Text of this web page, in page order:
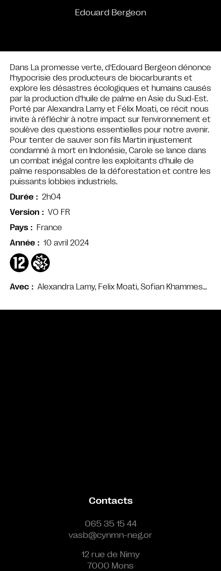
Edouard Bergeon
Avec Alexandra Lamy, Felix Moati, Sofian Khammes…
Dans La promesse verte, d’Edouard Bergeon dénonce
l’hypocrisie des producteurs de biocarburants et
explore les désastres écologiques et humains causés
par la production d’huile de palme en Asie du Sud-Est.
Porté par Alexandra Lamy et Félix Moati, ce récit nous
invite à réfléchir à notre impact sur l’environnement et
soulève des questions essentielles pour notre avenir.
Pour tenter de sauver son fils Martin injustement
condamné à mort en Indonésie, Carole se lance dans
un combat inégal contre les exploitants d’huile de
palme responsables de la déforestation et contre les
puissants lobbies industriels.
Durée
2h04
Version
VO FR
Pays
France
Année
10 avril 2024
Contacts
065 35 15 44
vasb@cynmn-neg.or
12 rue de Nimy
7000 Mons